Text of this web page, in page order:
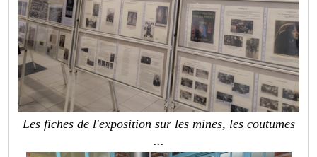
Les fiches de l'exposition sur les mines, les coutumes
...